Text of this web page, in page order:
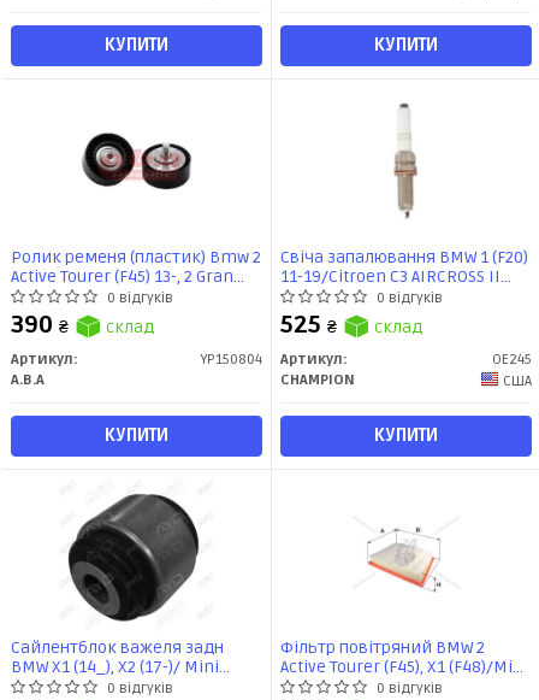
КУПИТИ КУПИТИ
Ролик ременя (пластик) Bmw 2
Active Tourer (F45) 13-, 2 Gran
Tourer (F46) 14-, X1 (F48) 14-, X2
(F39) 17- (YP150804) A.B.A
Automotive
0 відгуків
390 ₴ склад
Артикул:
YP150804
A.B.A
КУПИТИ
Свіча запалювання BMW 1 (F20)
11-19/Citroen C3 AIRCROSS II
(2R_, 2C_) 17- (OE245) CHAMPION
0 відгуків
525 ₴ склад
Артикул:
OE245
CHAMPION
США
КУПИТИ
Сайлентблок важеля задн
BMW X1 (14_), X2 (17-)/ Mini
F54,F56, F60 (13 -) (87-13352) AYD
0 відгуків
Фільтр повітряний BMW 2
Active Tourer (F45), X1 (F48)/Mini
Cooper III (WA9792) WIX
0 відгуків